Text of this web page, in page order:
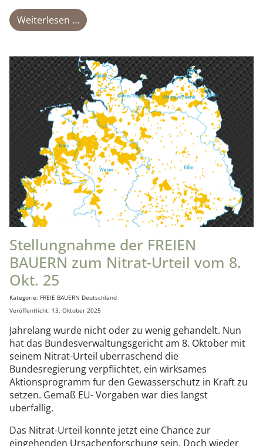
Weiterlesen …
Stellungnahme der FREIEN
BAUERN zum Nitrat-Urteil vom 8.
Okt. 25
Details
Kategorie: FREIE BAUERN Deutschland
Veröffentlicht: 13. Oktober 2025
Jahrelang wurde nicht oder zu wenig gehandelt. Nun
hat das Bundesverwaltungsgericht am 8. Oktober mit
seinem Nitrat-Urteil uberraschend die
Bundesregierung verpflichtet, ein wirksames
Aktionsprogramm fur den Gewasserschutz in Kraft zu
setzen. Gemaß EU- Vorgaben war dies langst
uberfallig.
Das Nitrat-Urteil konnte jetzt eine Chance zur
eingehenden Ursachenforschung sein. Doch wieder